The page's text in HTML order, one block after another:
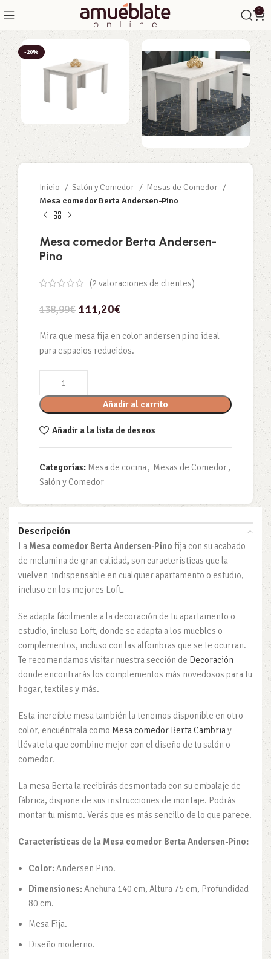
0
-20%
Inicio Salón y Comedor
Mesas de Comedor
Mesa comedor Berta Andersen-Pino
Mesa comedor Berta Andersen-
Pino
(2 valoraciones de clientes)
138,99€ 111,20€
Mira que mesa fija en color andersen pino ideal
para espacios reducidos.
Añadir al carrito
Añadir a la lista de deseos
Categorías: Mesa de cocina, Mesas de Comedor,
Salón y Comedor
Descripción
La Mesa comedor Berta Andersen-Pino fija con su acabado
de melamina de gran calidad, son características que la
vuelven indispensable en cualquier apartamento o estudio,
incluso en los mejores Loft.
Se adapta fácilmente a la decoración de tu apartamento o
estudio, incluso Loft, donde se adapta a los muebles o
complementos, incluso con las alfombras que se te ocurran.
Te recomendamos visitar nuestra sección de Decoración
donde encontrarás los complementos más novedosos para tu
hogar, textiles y más.
Esta increíble mesa también la tenemos disponible en otro
color, encuéntrala como Mesa comedor Berta Cambriay
llévate la que combine mejor con el diseño de tu salón o
comedor.
La mesa Berta la recibirás desmontada con su embalaje de
fábrica, dispone de sus instrucciones de montaje. Podrás
montar tu mismo. Verás que es más sencillo de lo que parece.
Características de la Mesa comedor Berta Andersen-Pino:
Color:Andersen Pino.
Dimensiones:Anchura 140 cm, Altura 75 cm, Profundidad
80 cm.
Mesa Fija.
Diseño moderno.